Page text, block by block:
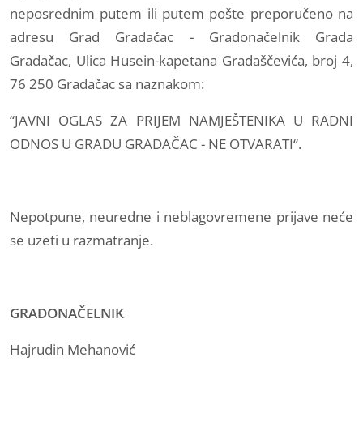
neposrednim putem ili putem pošte preporučeno na
adresu Grad Gradačac - Gradonačelnik Grada
Gradačac, Ulica Husein-kapetana Gradaščevića, broj 4,
76 250 Gradačac sa naznakom:
“JAVNI OGLAS ZA PRIJEM NAMJEŠTENIKA U RADNI
ODNOS U GRADU GRADAČAC - NE OTVARATI“.
Nepotpune, neuredne i neblagovremene prijave neće
se uzeti u razmatranje.
GRADONAČELNIK
Hajrudin Mehanović